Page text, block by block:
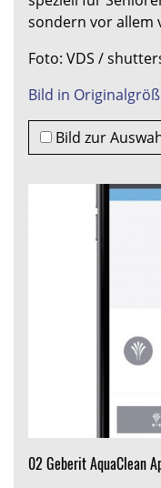
sondern vor allem
Foto: VDS /
Bild in
Bild zur
02 Geberit AquaClean